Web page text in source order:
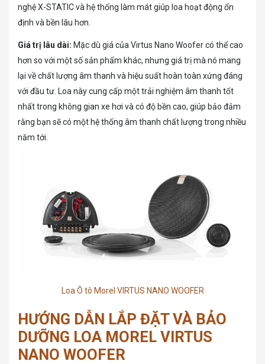
nghệ X-STATIC và hệ thống làm mát giúp loa hoạt động ổn
định và bền lâu hơn.
Giá trị lâu dài: Mặc dù giá của Virtus Nano Woofer có thể cao
hơn so với một số sản phẩm khác, nhưng giá trị mà nó mang
lại về chất lượng âm thanh và hiệu suất hoàn toàn xứng đáng
với đầu tư. Loa này cung cấp một trải nghiệm âm thanh tốt
nhất trong không gian xe hơi và có độ bền cao, giúp bảo đảm
rằng bạn sẽ có một hệ thống âm thanh chất lượng trong nhiều
năm tới.
Loa Ô tô Morel VIRTUS NANO WOOFER
HƯỚNG DẪN LẮP ĐẶT VÀ BẢO
DƯỠNG LOA MOREL VIRTUS
NANO WOOFER